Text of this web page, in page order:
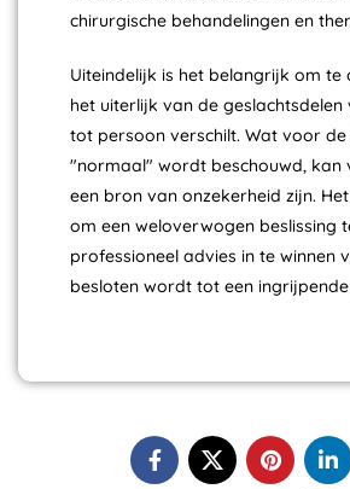
chirurgische behandelingen en
Uiteindelijk is het belangrijk om te
het uiterlijk van de
tot persoon verschilt. Wat voor de
"normaal" wordt beschouwd, kan
een bron van onzekerheid zijn.
om een weloverwogen beslissing
professioneel advies in te winnen
besloten wordt tot een